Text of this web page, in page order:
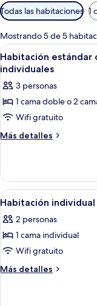
Filtros
disponibles
para
las
habitaciones
Todas las habitaciones 1
Mostrando 5 de 5
Abrir
todas
las
fotos
de
Habitación
estándar
cama
matrimonial
o
2
individuales
4
Habitación estándar
individuales
3 personas
1 cama doble o 2
Wifi gratuito
Más detalles
Más
estándar
con
1
matrimonial
o
individuales
Abrir
todas
las
fotos
de
Habitación
3
Habitación
2 personas
1 cama individual
Wifi gratuito
Más detalles
Más